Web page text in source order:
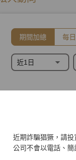
近期詐騙猖獗，請
公司不會以電話、簡